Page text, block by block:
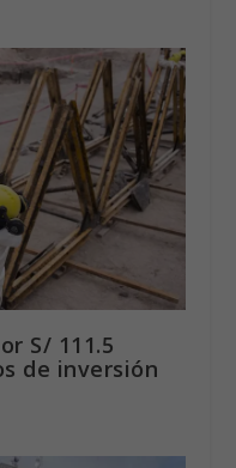
S/ 111.5
de inversión